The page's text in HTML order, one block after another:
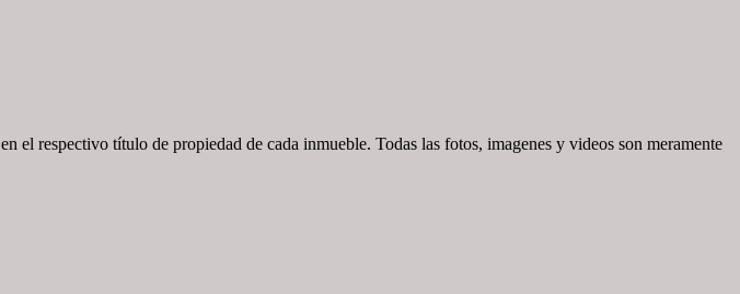
el respectivo título de propiedad de cada inmueble. Todas las fotos, imagenes y videos son meramente